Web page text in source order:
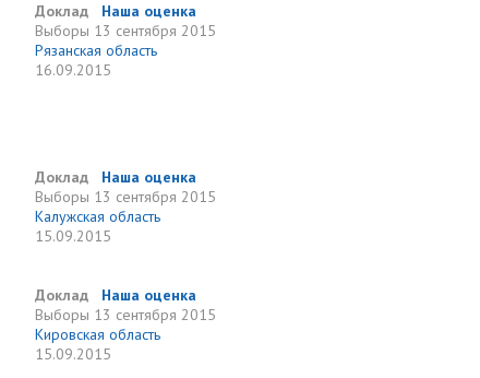
Доклад
Наша оценка
Выборы 13 сентября 2015
Рязанская область
16.09.2015
Доклад
Наша оценка
Выборы 13 сентября 2015
Калужская область
15.09.2015
Доклад
Наша оценка
Выборы 13 сентября 2015
Кировская область
15.09.2015